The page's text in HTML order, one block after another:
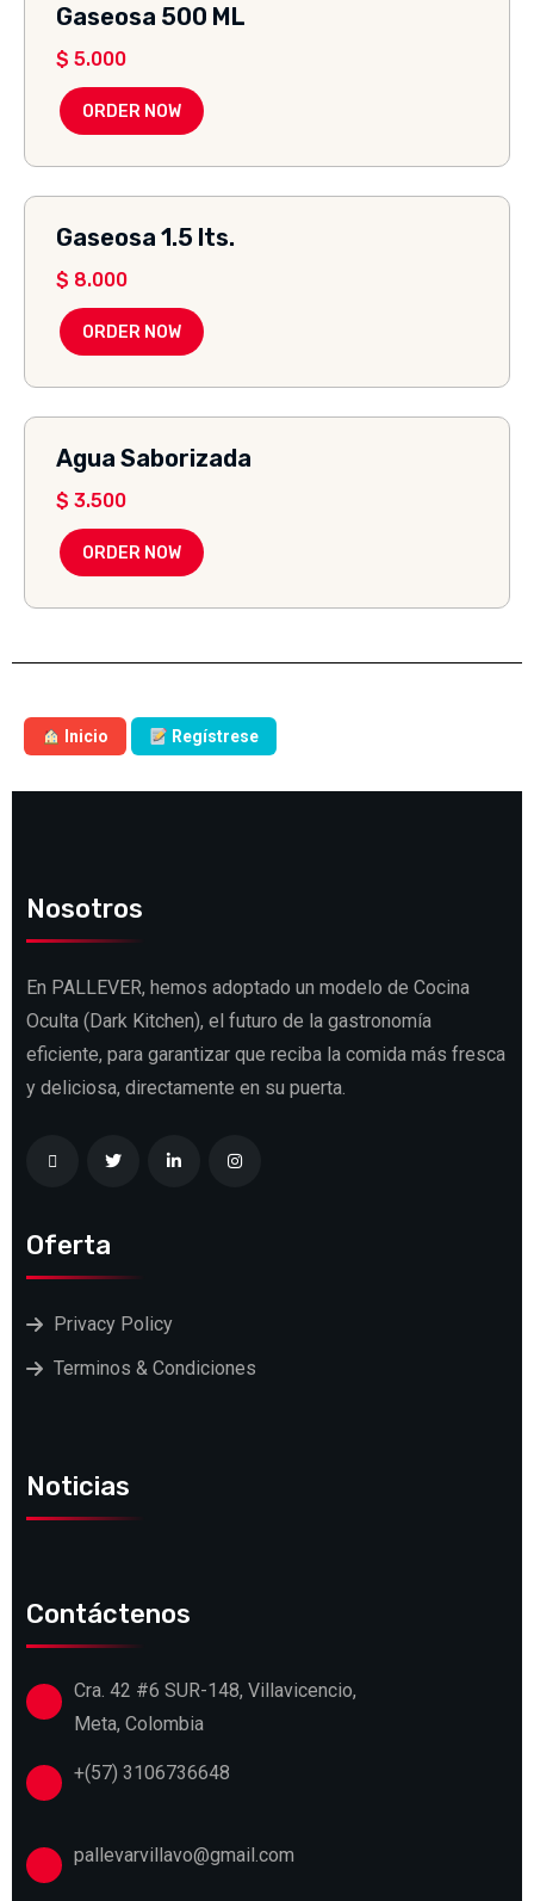
Gaseosa 500 ML
$ 5.000
ORDER NOW
Gaseosa 1.5 lts.
$ 8.000
ORDER NOW
Agua Saborizada
$ 3.500
ORDER NOW
Inicio Regístrese
Nosotros
En PALLEVER, hemos adoptado un modelo de Cocina
Oculta (Dark Kitchen), el futuro de la gastronomía
eficiente, para garantizar que reciba la comida más fresca
y deliciosa, directamente en su puerta.
Oferta
Privacy Policy
Terminos & Condiciones
Noticias
Contáctenos
Cra. 42 #6 SUR-148, Villavicencio,
Meta, Colombia
+(57) 3106736648
pallevarvillavo@gmail.com